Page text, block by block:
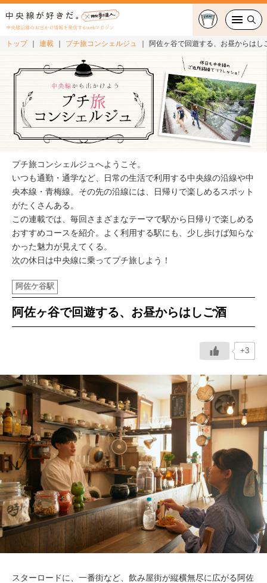
中央線沿線のお出かけ情報を発信するwebマガジン
スイーツ・テイクアウト
おでかけ
中央線カルチャー
特集
連載
中央線フェス
イベント情報
トップ 連載 プチ旅コンシェルジュ 阿佐ヶ谷で回遊する、お昼からはし
プチ旅コンシェルジュへようこそ。
いつも通勤・通学など、日常の生活で利用する中央線の沿線や中
央本線・青梅線。その先の沿線には、日帰りで楽しめるスポット
がたくさんある。
この連載では、毎回さまざまなテーマで駅から日帰りで楽しめる
おすすめコースを紹介。よく利用する駅にも、少し歩けば知らな
かった魅力が見えてくる。
次の休日は中央線に乗ってプチ旅しよう！
阿佐ケ谷駅
阿佐ヶ谷で回遊する、お昼からはしご酒
+3
スターロードに、一番街など、飲み屋街が縦横無尽に広がる阿佐